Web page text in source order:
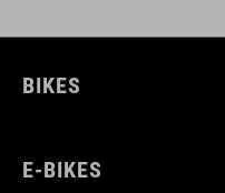
BIKES
E-BIKES